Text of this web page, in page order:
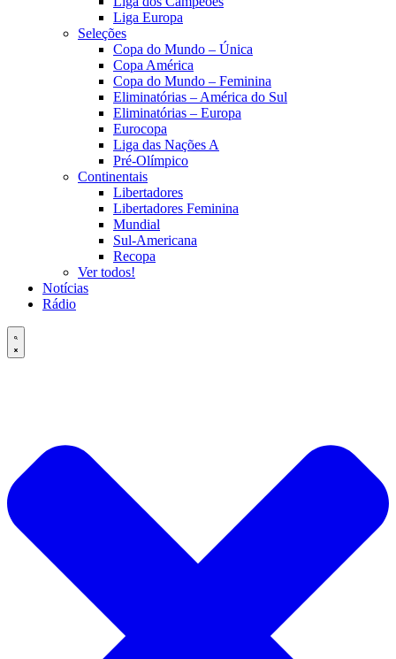
Liga Europa
Seleções
Copa do Mundo – Única
Copa América
Copa do Mundo – Feminina
Eliminatórias – América do Sul
Eliminatórias – Europa
Eurocopa
Liga das Nações A
Pré-Olímpico
Continentais
Libertadores
Libertadores Feminina
Mundial
Sul-Americana
Recopa
Ver todos!
Notícias
Rádio